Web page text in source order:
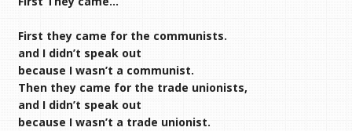
First they came for the communists.
and I didn’t speak out
because I wasn’t a communist.
Then they came for the trade unionists,
and I didn’t speak out
because I wasn’t a trade unionist.